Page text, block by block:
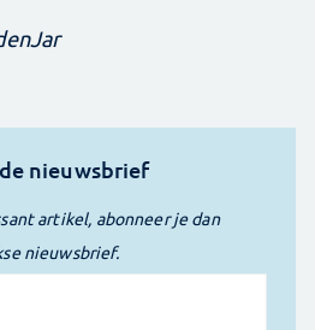
nieuwsbrief
artikel, abonneer je dan
nieuwsbrief.